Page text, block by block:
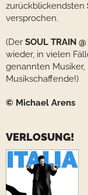
zurückblickendsten
versprochen.
(Der SOUL TRAIN
wieder, in vielen
genannten
Musikschaffende!)
© Michael Arens
VERLOSUNG!